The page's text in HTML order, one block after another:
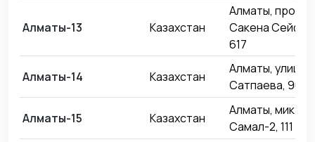
Алматы-13 Казахстан
Алматы,
Сакена
617
Алматы-14 Казахстан
Алматы, улица
Сатпаева, 90
Алматы-15 Казахстан
Алматы,
Самал-2, 111